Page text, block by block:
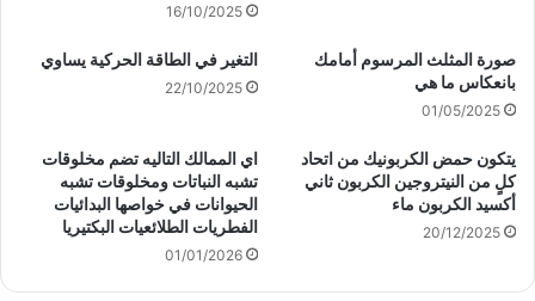
16/10/2025
صورة المثلث المرسوم أمامك
بانعكاس ما هي
01/05/2025
التغير في الطاقة الحركية يساوي
22/10/2025
يتكون حمض الكربونيك من اتحاد
كلٍ من النيتروجين الكربون ثاني
أكسيد الكربون ماء
20/12/2025
اي الممالك التاليه تضم مخلوقات
تشبه النباتات ومخلوقات تشبه
الحيوانات في خواصها البدائيات
الفطريات الطلائعيات البكتيريا
01/01/2026